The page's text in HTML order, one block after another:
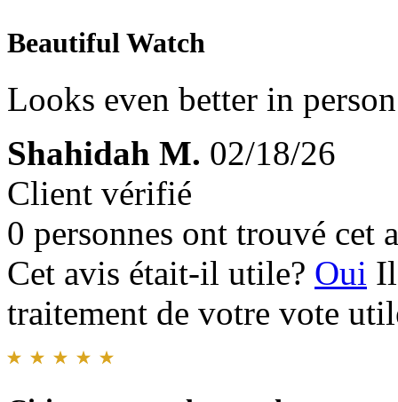
Beautiful Watch
Looks even better in person
Shahidah M. 02/18/26
Client vérifié
0 personnes ont trouvé cet
Cet avis était-il utile? Oui
traitement de votre vote